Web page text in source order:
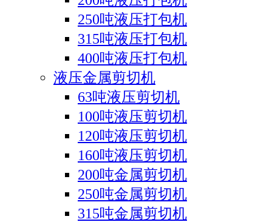
250吨液压打包机
315吨液压打包机
400吨液压打包机
液压金属剪切机
63吨液压剪切机
100吨液压剪切机
120吨液压剪切机
160吨液压剪切机
200吨金属剪切机
250吨金属剪切机
315吨金属剪切机